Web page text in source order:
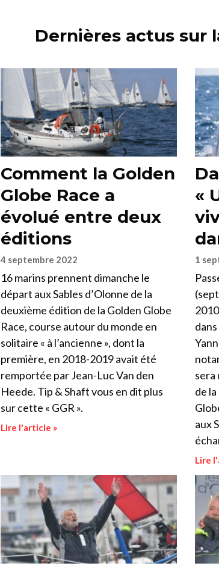
Dernières actus sur
Comment la Golden
Globe Race a
évolué entre deux
éditions
4 septembre 2022
16 marins prennent dimanche le
départ aux Sables d’Olonne de la
deuxième édition de la Golden Globe
Race, course autour du monde en
solitaire « à l’ancienne », dont la
première, en 2018-2019 avait été
remportée par Jean-Luc Van den
Heede. Tip & Shaft vous en dit plus
sur cette « GGR ».
Lire l'article »
«
1
sera
de
aux
Lire